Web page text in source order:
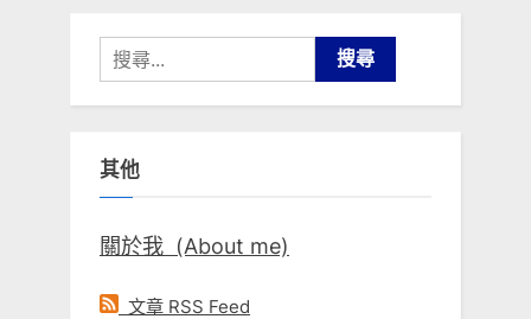
搜
尋
關
字:
其他
關於我 (About me)
文章 RSS Feed